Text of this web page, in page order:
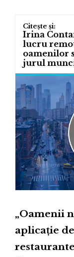
Irina
lucru
oamenilor
jurul
„Oamenii
aplicație